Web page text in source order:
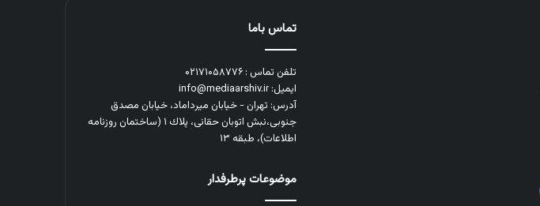
تماس باما
تلفن تماس : ۰۲۱۷۱۰۵۸۷۷۶
ایمیل: info@mediaarshiv.ir
آدرس: تهران - خیابان میرداماد، خیابان مصدق
جنوبی،نبش اتوبان حقانی، پلاك ١ (ساختمان روزنامه
اطلاعات)، طبقه ۱۳
موضوعات پرطرفدار